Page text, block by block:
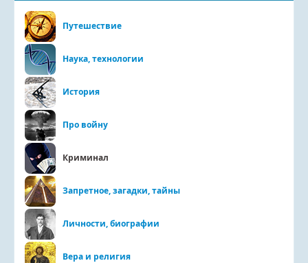
Путешествие
Наука, технологии
История
Про войну
Криминал
Запретное, загадки, тайны
Личности, биографии
Вера и религия